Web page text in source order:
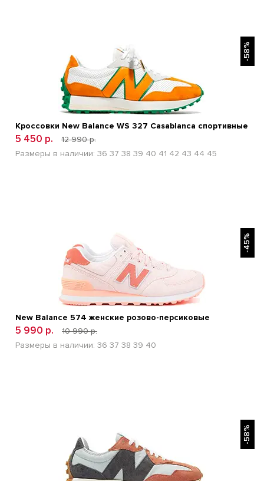
-58%
Кроссовки New Balance WS 327 Casablanca спортивные
5 450 р.
12 990 р.
Размеры в наличии: 36 37 38 39 40 41 42 43 44 45
-45%
New Balance 574 женские розово-персиковые
5 990 р.
10 990 р.
Размеры в наличии: 36 37 38 39 40
-58%